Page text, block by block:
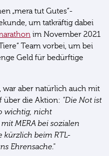
„mera tut Gutes“-
um tatkräftig dabei
im November 2021
Team vorbei, um bei
Geld für bedürftige
war aber natürlich auch mit
über die Aktion: "Die Not ist
wichtig, nicht
MERA bei sozialen
kürzlich beim RTL-
Ehrensache."